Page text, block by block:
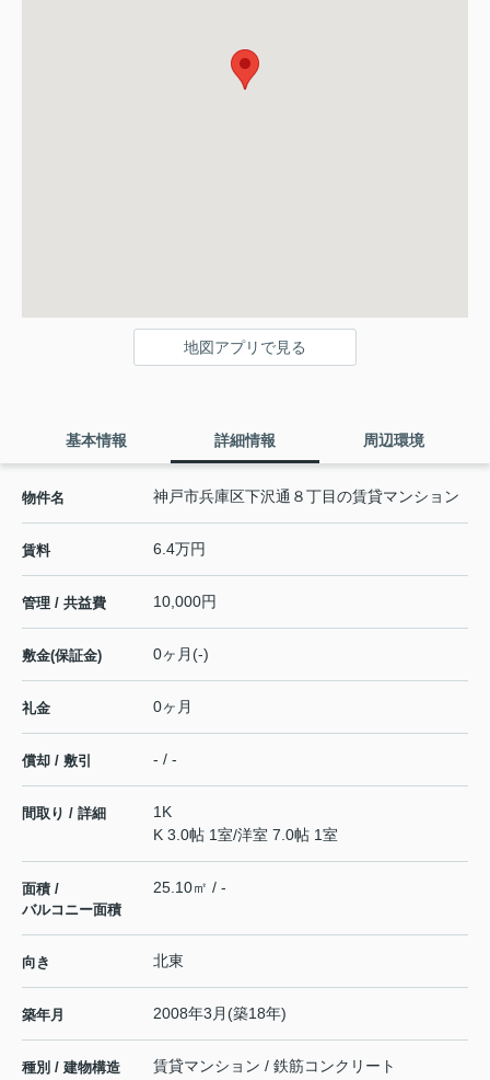
地図アプリで見る
基本情報 詳細情報 周辺環境
物件名 神戸市兵庫区下沢通８丁目の賃貸マンション
賃料 6.4万円
管理 / 共益費 10,000円
敷金(保証金) 0ヶ月(-)
礼金 0ヶ月
償却 / 敷引 - / -
間取り / 詳細
1K
K 3.0帖 1室/洋室 7.0帖 1室
面積 /
バルコニー面積
25.10㎡ / -
向き 北東
築年月 2008年3月(築18年)
種別 / 建物構造 賃貸マンション / 鉄筋コンクリート